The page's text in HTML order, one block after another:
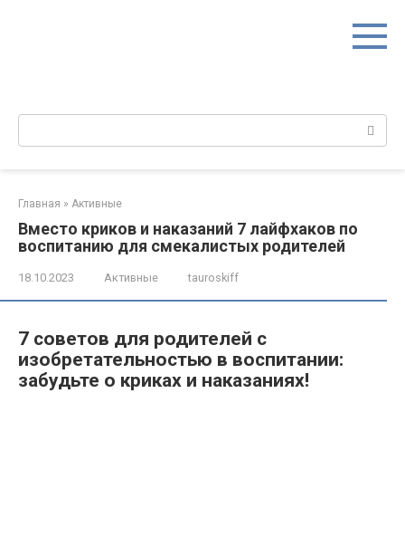
Поиск:
Главная » Активные
Вместо криков и наказаний 7 лайфхаков по
воспитанию для смекалистых родителей
18.10.2023 Активные tauroskiff
7 советов для родителей с
изобретательностью в воспитании:
забудьте о криках и наказаниях!